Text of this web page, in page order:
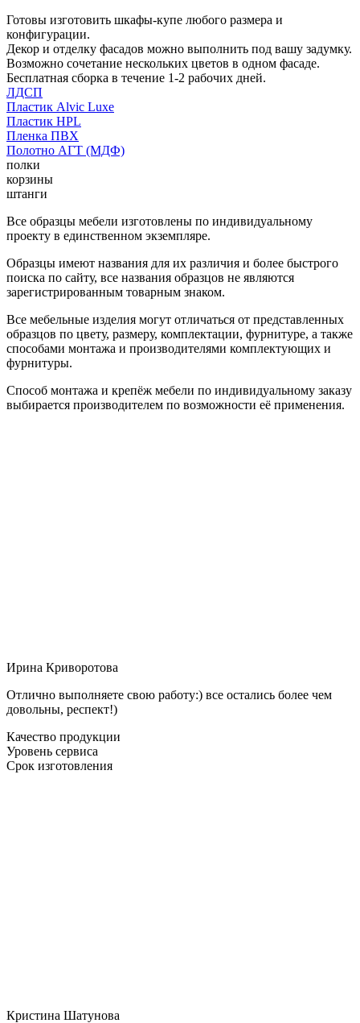
Готовы изготовить шкафы-купе любого размера и
конфигурации.
Декор и отделку фасадов можно выполнить под вашу задумку.
Возможно сочетание нескольких цветов в одном фасаде.
Бесплатная сборка в течение 1-2 рабочих дней.
ЛДСП
Пластик Alvic Luxe
Пластик HPL
Пленка ПВХ
Полотно АГТ (МДФ)
полки
корзины
штанги
Все образцы мебели изготовлены по индивидуальному
проекту в единственном экземпляре.
Образцы имеют названия для их различия и более быстрого
поиска по сайту, все названия образцов не являются
зарегистрированным товарным знаком.
Все мебельные изделия могут отличаться от представленных
образцов по цвету, размеру, комплектации, фурнитуре, а также
способами монтажа и производителями комплектующих и
фурнитуры.
Способ монтажа и крепёж мебели по индивидуальному заказу
выбирается производителем по возможности её применения.
Ирина Криворотова
Отлично выполняете свою работу:) все остались более чем
довольны, респект!)
Качество продукции
Уровень сервиса
Срок изготовления
Кристина Шатунова